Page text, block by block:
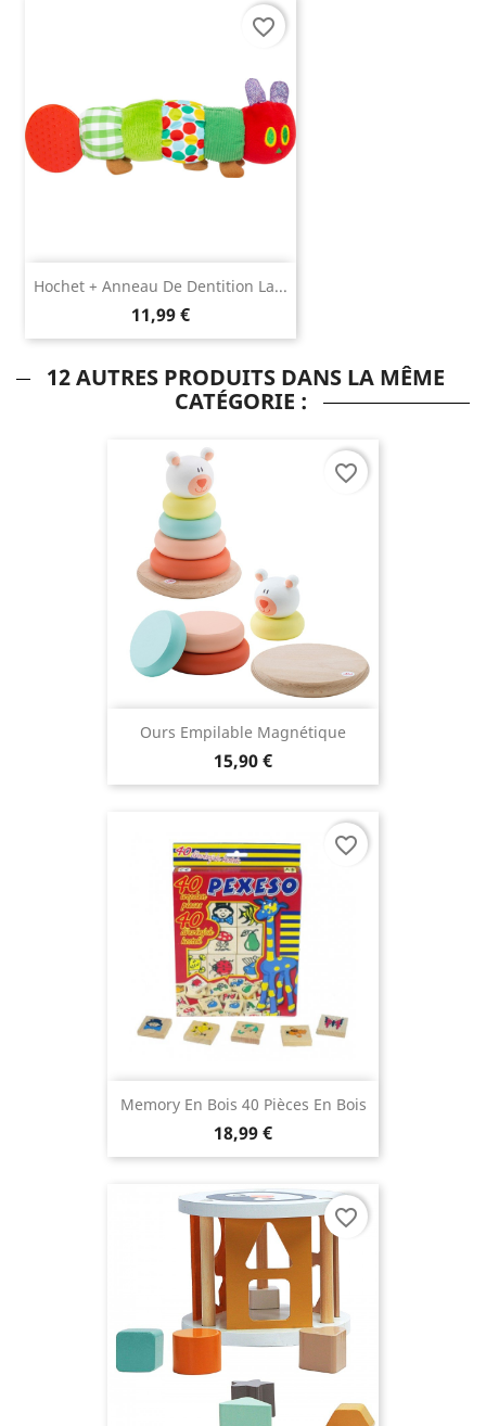
Hochet + Anneau De Dentition La...
11,99 €
favorite_border
12 AUTRES PRODUITS DANS LA MÊME
CATÉGORIE :
Ours Empilable Magnétique
15,90 €
favorite_border
Memory En Bois 40 Pièces En Bois
18,99 €
favorite_border
favorite_border